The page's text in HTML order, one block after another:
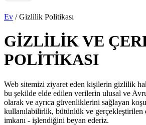
Ev /Gizlilik Politikası
GİZLİLİK VE
POLİTİKASI
Web sitemizi ziyaret eden kişilerin gizlilik
bu şekilde elde edilen verilerin ulusal ve
olarak ve ayrıca güvenliklerini sağlayan
kullanılabilirlik, bütünlük ve gerçekleştirilen
imkanı - işlendiğini beyan ederiz.